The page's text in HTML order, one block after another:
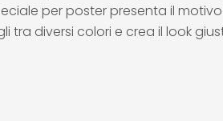
per poster presenta il
diversi colori e crea il look